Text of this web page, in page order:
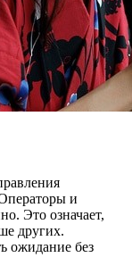
и
Это означает,
других.
ожидание без